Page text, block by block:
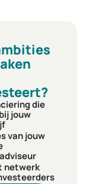
die
jouw
van jouw
netwerk